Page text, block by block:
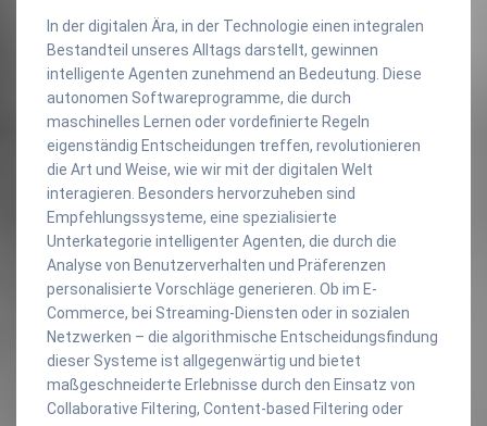
In der digitalen Ära, in der Technologie einen integralen
Bestandteil unseres Alltags darstellt, gewinnen
intelligente Agenten zunehmend an Bedeutung. Diese
autonomen Softwareprogramme, die durch
maschinelles Lernen oder vordefinierte Regeln
eigenständig Entscheidungen treffen, revolutionieren
die Art und Weise, wie wir mit der digitalen Welt
interagieren. Besonders hervorzuheben sind
Empfehlungssysteme, eine spezialisierte
Unterkategorie intelligenter Agenten, die durch die
Analyse von Benutzerverhalten und Präferenzen
personalisierte Vorschläge generieren. Ob im E-
Commerce, bei Streaming-Diensten oder in sozialen
Netzwerken – die algorithmische Entscheidungsfindung
dieser Systeme ist allgegenwärtig und bietet
maßgeschneiderte Erlebnisse durch den Einsatz von
Collaborative Filtering, Content-based Filtering oder